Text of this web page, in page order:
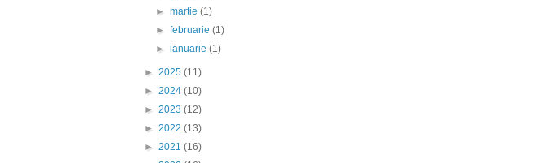
►martie(1)
►februarie(1)
►ianuarie(1)
► 2025 (11)
► 2024 (10)
► 2023 (12)
► 2022 (13)
► 2021 (16)